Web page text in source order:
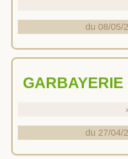
du 08/05/
GARBAYERIE
du 27/04/